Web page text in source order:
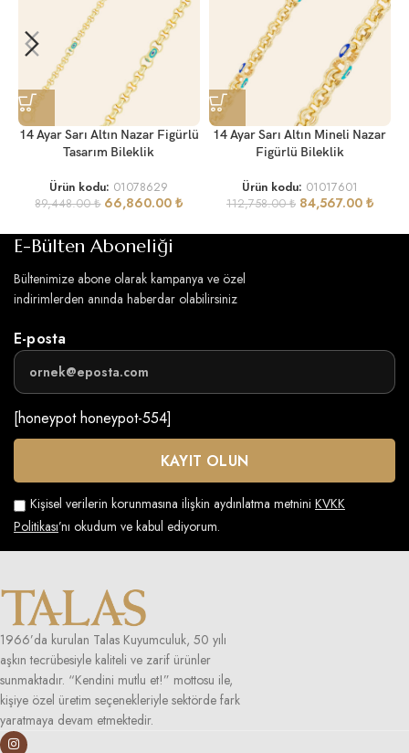
14 Ayar Sarı Altın Nazar Figürlü
Tasarım Bileklik
Ürün kodu: 01078629
89,448.00₺ 66,860.00₺
14 Ayar Sarı Altın Mineli Nazar
Figürlü Bileklik
Ürün kodu: 01017601
112,758.00₺ 84,567.00 ₺
E-Bülten Aboneliği
Bültenimize abone olarak kampanya ve özel
indirimlerden anında haberdar olabilirsiniz
E-posta
[honeypot honeypot-554]
Kişisel verilerin korunmasına ilişkin aydınlatma metnini KVKK
Politikası’nı okudum ve kabul ediyorum.
1966’da kurulan Talas Kuyumculuk, 50 yılı
aşkın tecrübesiyle kaliteli ve zarif ürünler
sunmaktadır. “Kendini mutlu et!” mottosu ile,
kişiye özel üretim seçenekleriyle sektörde fark
yaratmaya devam etmektedir.